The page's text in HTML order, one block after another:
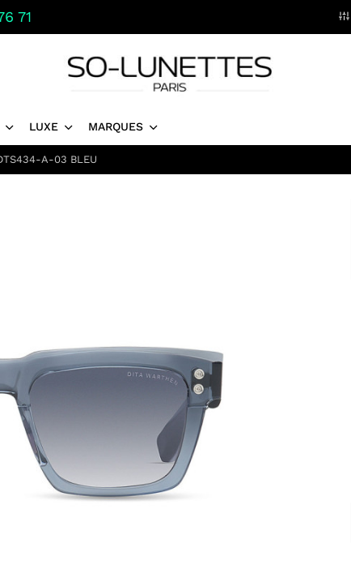
71
LUXE MARQUES
A-03 BLEU